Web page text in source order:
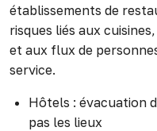
établissements de
risques liés aux
et aux flux de
service.
Hôtels : évacuation
pas les lieux